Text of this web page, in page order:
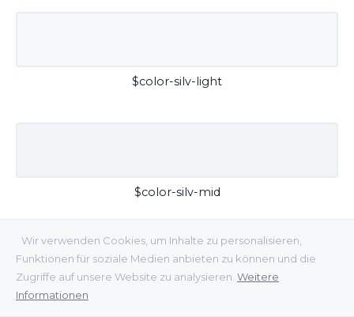
Wir verwenden Cookies, um Inhalte zu personalisieren,
Funktionen für soziale Medien anbieten zu können und die
Zugriffe auf unsere Website zu analysieren. Weitere
Informationen
$color-silv-light
$color-silv-mid